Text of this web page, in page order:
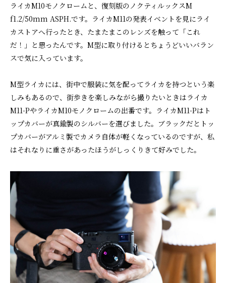
ライカM10モノクロームと、復刻版のノクティルックスM
f1.2/50mm ASPH.です。ライカM11の発表イベントを見にライ
カストアへ行ったとき、たまたまこのレンズを触って「これ
だ！」と思ったんです。M型に取り付けるとちょうどいいバラン
スで気に入っています。
M型ライカには、街中で服装に気を配ってライカを持つという楽
しみもあるので、街歩きを楽しみながら撮りたいときはライカ
M11-PやライカM10モノクロームの出番です。ライカM11-Pはト
ップカバーが真鍮製のシルバーを選びました。ブラックだとトッ
プカバーがアルミ製でカメラ自体が軽くなっているのですが、私
はそれなりに重さがあったほうがしっくりきて好みでした。